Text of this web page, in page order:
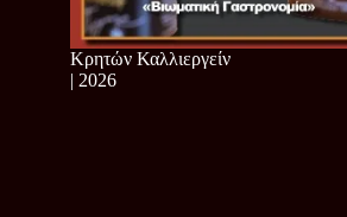
Κρητών Καλλιεργείν
| 2026